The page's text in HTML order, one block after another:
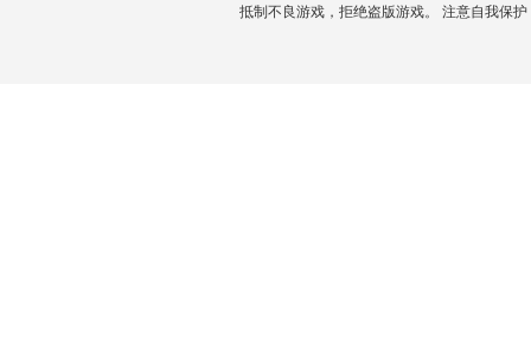
抵制不良游戏，拒绝盗版游戏。 注意自我保